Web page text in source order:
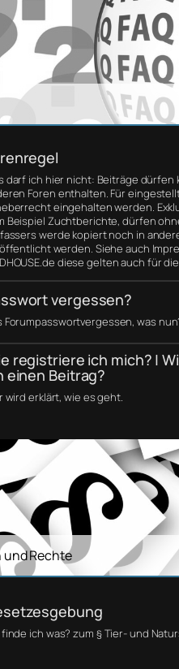
darf ich hier nicht: Beiträge dürfen
Foren enthalten. Für
eingehalten werden.
Beispiel Zuchtberichte, dürfen
werde kopiert noch in
werden. Siehe auch
diese gelten auch für
vergessen?
Forumpasswortvergessen, was
registriere ich mich? |
einen Beitrag?
wird erklärt, wie es geht.
Rechte
finde ich was? zum § Tier- und